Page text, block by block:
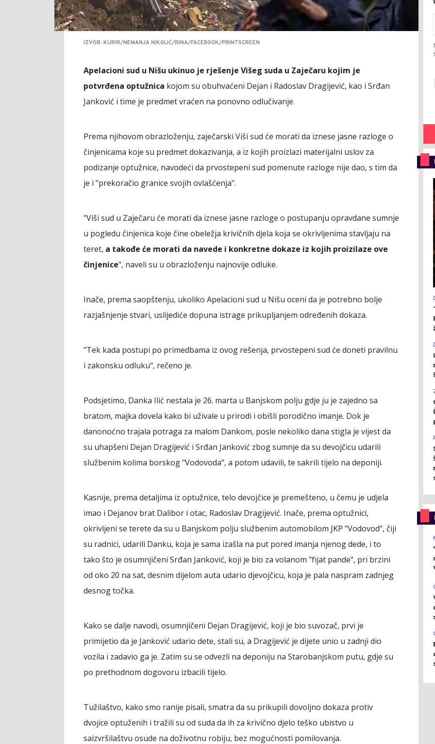
IZVOR: KURIR/NEMANJA NIKOLIĆ/RINA/FACEBOOK/PRINTSCREEN
Apelacioni sud u Nišu ukinuo je rješenje Višeg suda u Zaječaru kojim je
potvrđena optužnica kojom su obuhvaćeni Dejan i Radoslav Dragijević, kao i Srđan
Janković i time je predmet vraćen na ponovno odlučivanje.
Prema njihovom obrazloženju, zaječarski Viši sud će morati da iznese jasne razloge o
činjenicama koje su predmet dokazivanja, a iz kojih proizlazi materijalni uslov za
podizanje optužnice, navodeći da prvostepeni sud pomenute razloge nije dao, s tim da
je i "prekoračio granice svojih ovlašćenja".
"Viši sud u Zaječaru će morati da iznese jasne razloge o postupanju opravdane sumnje
u pogledu činjenica koje čine obeležja krivičnih djela koja se okrivljenima stavljaju na
teret, a takođe će morati da navede i konkretne dokaze iz kojih proizilaze ove
činjenice", naveli su u obrazloženju najnovije odluke.
Inače, prema saopštenju, ukoliko Apelacioni sud u Nišu oceni da je potrebno bolje
razjašnjenje stvari, uslijediće dopuna istrage prikupljanjem određenih dokaza.
"Tek kada postupi po primedbama iz ovog rešenja, prvostepeni sud će doneti pravilnu
i zakonsku odluku", rečeno je.
Podsjetimo, Danka Ilić nestala je 26. marta u Banjskom polju gdje ju je zajedno sa
bratom, majka dovela kako bi uživale u prirodi i obišli porodično imanje. Dok je
danonoćno trajala potraga za malom Dankom, posle nekoliko dana stigla je vijest da
su uhapšeni Dejan Dragijević i Srđan Janković zbog sumnje da su devojčicu udarili
službenim kolima borskog "Vodovoda", a potom udavili, te sakrili tijelo na deponiji.
Kasnije, prema detaljima iz optužnice, telo devojčice je premešteno, u čemu je udjela
imao i Dejanov brat Dalibor i otac, Radoslav Dragijević. Inače, prema optužnici,
okrivljeni se terete da su u Banjskom polju službenim automobilom JKP "Vodovod", čiji
su radnici, udarili Danku, koja je sama izašla na put pored imanja njenog dede, i to
tako što je osumnjičeni Srđan Janković, koji je bio za volanom "fijat pande", pri brzini
od oko 20 na sat, desnim dijelom auta udario djevojčicu, koja je pala naspram zadnjeg
desnog točka.
Kako se dalje navodi, osumnjičeni Dejan Dragijević, koji je bio suvozač, prvi je
primijetio da je Janković udario dete, stali su, a Dragijević je dijete unio u zadnji dio
vozila i zadavio ga je. Zatim su se odvezli na deponiju na Starobanjskom putu, gdje su
po prethodnom dogovoru izbacili tijelo.
Tužilaštvo, kako smo ranije pisali, smatra da su prikupili dovoljno dokaza protiv
dvojice optuženih i tražili su od suda da ih za krivično djelo teško ubistvo u
saizvršilaštvu osude na doživotnu robiju, bez mogućnosti pomilovanja.